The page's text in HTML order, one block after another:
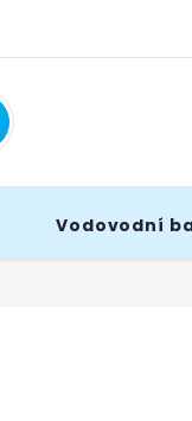
Vodovodní